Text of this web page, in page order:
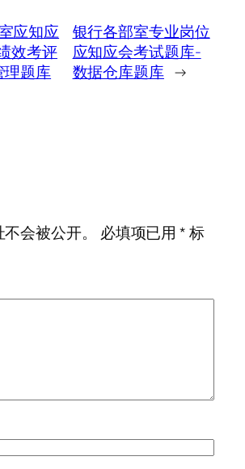
应知应
效考评
理题库
银行各部室专业岗位
应知应会考试题库-
数据仓库题库 →
会被公开。
必填项已用*标